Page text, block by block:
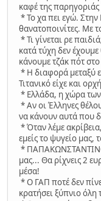
καφέ της
* Το χα πει εγώ. Στην
θανατοποινίτες. Με
* Τι γίνεται ρε
κατά τύχη δεν
κάνουμε τζάκ πότ
* Η διαφορά μεταξύ
Τιτανικό είχε και
* Ελλάδα, η χώρα
* Αν οι Έλληνες
να κάνουν αυτά που
* Όταν λέμε
εμείς το ψυγείο
*
μας... Θα ρίχνεις 2
μέσα!
* Ο ΓΑΠ ποτέ δεν
κρατήσει ξύπνιο όλη